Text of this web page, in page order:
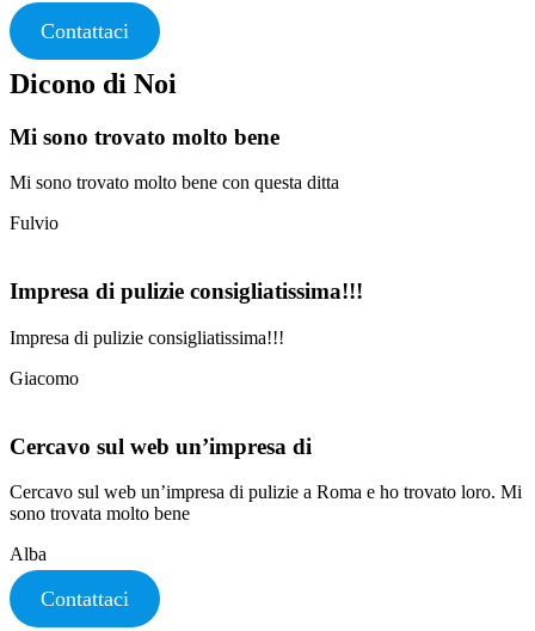
Contattaci
Dicono di Noi
Mi sono trovato molto bene
Mi sono trovato molto bene con questa ditta
Fulvio
Impresa di pulizie consigliatissima!!!
Impresa di pulizie consigliatissima!!!
Giacomo
Cercavo sul web un’impresa di
Cercavo sul web un’impresa di pulizie a Roma e ho trovato loro. Mi
sono trovata molto bene
Alba
Contattaci